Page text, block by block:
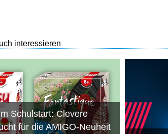
interessieren
Schulstart: Clevere
für die AMIGO-Neuheit